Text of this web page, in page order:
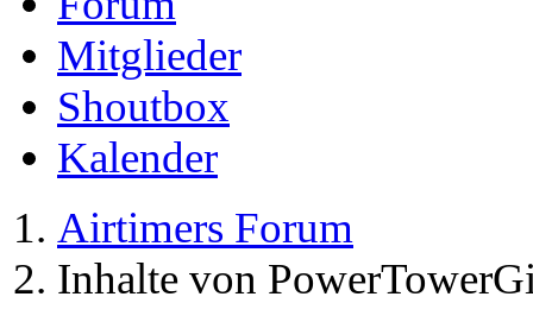
Mitglieder
Shoutbox
Kalender
Airtimers Forum
Inhalte von